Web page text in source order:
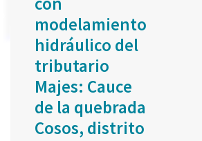
modelamiento
hidráulico del
tributario
Majes: Cauce
de la quebrada
Cosos, distrito